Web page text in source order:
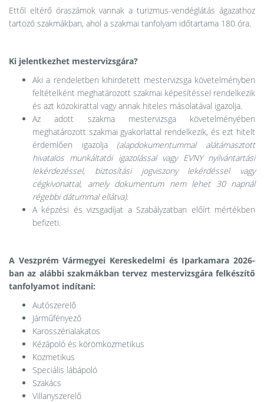
Ettől eltérő óraszámok vannak a turizmus-vendéglátás ágazathoz
tartozó szakmákban, ahol a szakmai tanfolyam időtartama 180 óra.
Ki jelentkezhet mestervizsgára?
Aki a rendeletben kihirdetett mestervizsga követelményben
feltételként meghatározott szakmai képesítéssel rendelkezik
és azt közokirattal vagy annak hiteles másolatával igazolja.
Az adott szakma mestervizsga követelményében
meghatározott szakmai gyakorlattal rendelkezik, és ezt hitelt
érdemlően igazolja (alapdokumentummal alátámasztott
hivatalos munkáltatói igazolással vagy EVNY nyilvántartási
lekérdezéssel, biztosítási jogviszony lekérdéssel vagy
cégkivonattal, amely dokumentum nem lehet 30 napnál
régebbi dátummal ellátva).
A képzési és vizsgadíjat a Szabályzatban előírt mértékben
befizeti.
A Veszprém Vármegyei Kereskedelmi és Iparkamara 2026-
ban az alábbi szakmákban tervez mestervizsgára felkészítő
tanfolyamot indítani:
Autószerelő
Járműfényező
Karosszérialakatos
Kézápoló és körömkozmetikus
Kozmetikus
Speciális lábápoló
Szakács
Villanyszerelő